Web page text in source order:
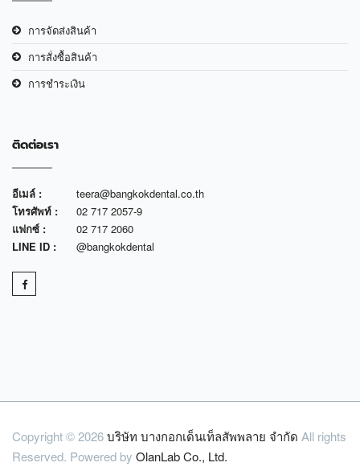
การจัดส่งสินค้า
การสั่งซื้อสินค้า
การชำระเงิน
ติดต่อเรา
อีเมล์ :
teera@bangkokdental.co.th
โทรศัพท์ :
02 717 2057-9
แฟกซ์ :
02 717 2060
LINE ID :
@bangkokdental
Copyright © 2026บริษัท บางกอกเด็นเท็ลสัพพลาย จำกัด All rights
Reserved. Powered by OlanLab Co., Ltd.